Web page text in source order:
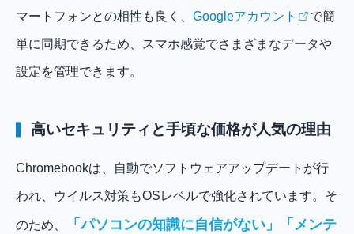
マートフォンとの相性も良く、 Googleアカウント で簡
単に同期できるため、スマホ感覚でさまざまなデータや
設定を管理できます。
高いセキュリティと手頃な価格が人気の理由
Chromebookは、自動でソフトウェアアップデートが行
われ、ウイルス対策もOSレベルで強化されています。そ
のため、
「パソコンの知識に自信がない」「メンテ